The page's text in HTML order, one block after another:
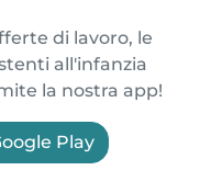
di lavoro, le
all'infanzia
la nostra app!
Play